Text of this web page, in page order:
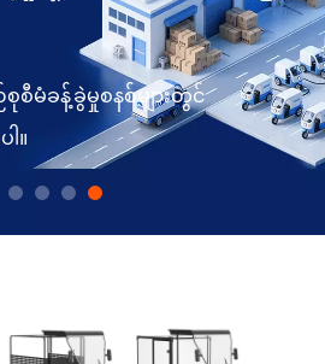
အတွက် လိုက်လျောညီထွေဖြစ်
စုစီမံခန့်ခွဲမှုစနစ်များတွင်
။